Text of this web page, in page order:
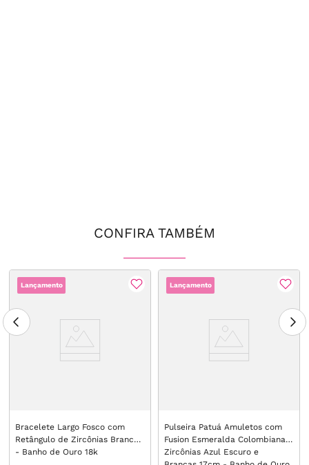
CONFIRA TAMBÉM
Lançamento
Bracelete Largo Fosco com
Retângulo de Zircônias Brancas
- Banho de Ouro 18k
Lançamento
Pulseira Patuá Amuletos com
Fusion Esmeralda Colombiana e
Zircônias Azul Escuro e